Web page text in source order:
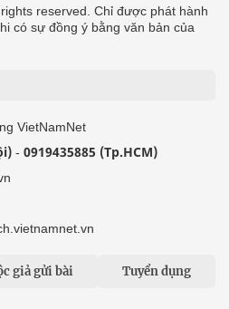
reserved. Chỉ được phát hành
có sự đồng ý bằng văn bản của
VietNamNet
- 0919435885 (Tp.HCM)
giả gửi bài Tuyển dụng